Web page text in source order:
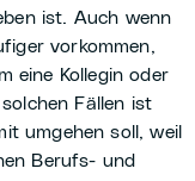
ist. Auch wenn
vorkommen,
eine Kollegin oder
Fällen ist
umgehen soll, weil
Berufs- und